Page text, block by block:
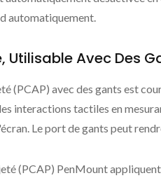
automatiquement.
Utilisable Avec Des
avec des gants est
interactions tactiles en
Le port de gants peut
(PCAP) PenMount